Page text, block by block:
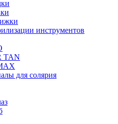
инструментов
TAN
для солярия